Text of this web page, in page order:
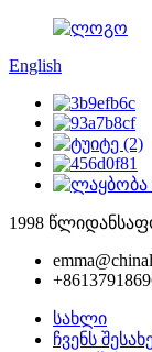
English
1998 წლიდან
სახლი
ჩვენს